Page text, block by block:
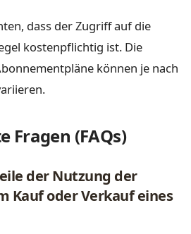
dass der Zugriff auf die
kostenpflichtig ist. Die
können je nach
Fragen (FAQs)
der Nutzung der
Kauf oder Verkauf eines